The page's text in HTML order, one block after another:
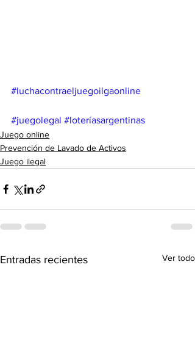
#luchacontraeljuegoilgaonline
#juegolegal #loteríasargentinas
Juego online
Prevención de Lavado de Activos
Juego ilegal
Entradas recientes Ver todo